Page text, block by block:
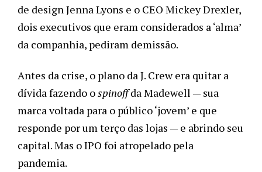
de design Jenna Lyons e o CEO Mickey Drexler,
dois executivos que eram considerados a ‘alma’
da companhia, pediram demissão.
Antes da crise, o plano da J. Crew era quitar a
dívida fazendo o spinoff da Madewell — sua
marca voltada para o público ‘jovem’ e que
responde por um terço das lojas — e abrindo seu
capital. Mas o IPO foi atropelado pela
pandemia.